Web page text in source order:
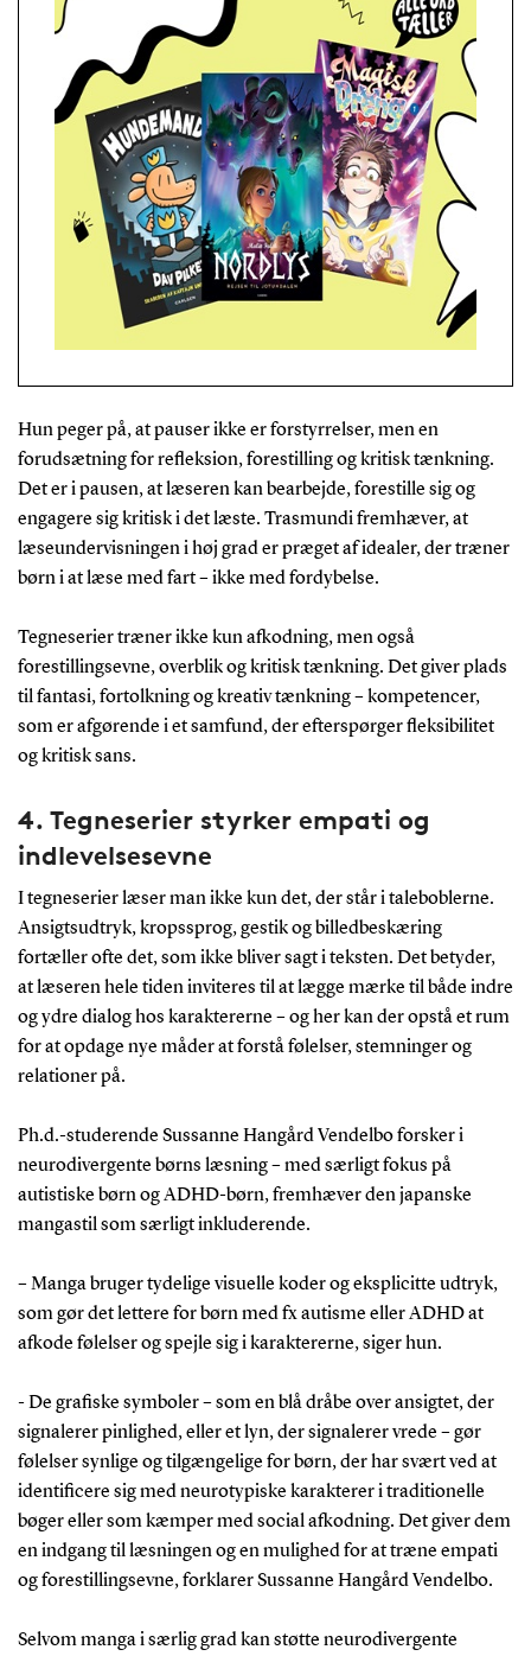
Hun peger på, at pauser ikke er forstyrrelser, men en
forudsætning for refleksion, forestilling og kritisk tænkning.
Det er i pausen, at læseren kan bearbejde, forestille sig og
engagere sig kritisk i det læste. Trasmundi fremhæver, at
læseundervisningen i høj grad er præget af idealer, der træner
børn i at læse med fart – ikke med fordybelse.
Tegneserier træner ikke kun afkodning, men også
forestillingsevne, overblik og kritisk tænkning. Det giver plads
til fantasi, fortolkning og kreativ tænkning – kompetencer,
som er afgørende i et samfund, der efterspørger fleksibilitet
og kritisk sans.
4. Tegneserier styrker empati og
indlevelsesevne
I tegneserier læser man ikke kun det, der står i taleboblerne.
Ansigtsudtryk, kropssprog, gestik og billedbeskæring
fortæller ofte det, som ikke bliver sagt i teksten. Det betyder,
at læseren hele tiden inviteres til at lægge mærke til både indre
og ydre dialog hos karaktererne – og her kan der opstå et rum
for at opdage nye måder at forstå følelser, stemninger og
relationer på.
Ph.d.-studerende Sussanne Hangård Vendelbo forsker i
neurodivergente børns læsning – med særligt fokus på
autistiske børn og ADHD-børn, fremhæver den japanske
mangastil som særligt inkluderende.
– Manga bruger tydelige visuelle koder og eksplicitte udtryk,
som gør det lettere for børn med fx autisme eller ADHD at
afkode følelser og spejle sig i karaktererne, siger hun.
- De grafiske symboler – som en blå dråbe over ansigtet, der
signalerer pinlighed, eller et lyn, der signalerer vrede – gør
følelser synlige og tilgængelige for børn, der har svært ved at
identificere sig med neurotypiske karakterer i traditionelle
bøger eller som kæmper med social afkodning. Det giver dem
en indgang til læsningen og en mulighed for at træne empati
og forestillingsevne, forklarer Sussanne Hangård Vendelbo.
Selvom manga i særlig grad kan støtte neurodivergente